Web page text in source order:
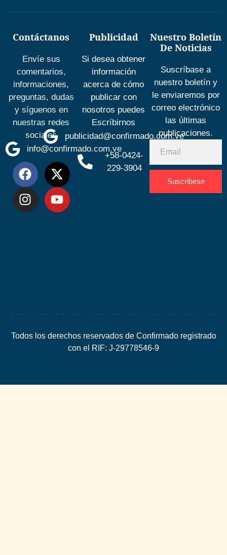
Contáctanos
Envíe sus
comentarios,
informaciones,
preguntas, dudas
y síguenos en
nuestras redes
sociales
info@confirmado.com.ve
Publicidad
Si desea obtener
información
acerca de cómo
publicar con
nosotros puedes
Escríbirnos
publicidad@confirmado.com.ve
+58-0424-
229-3904
Nuestro Boletín
De Noticias
Suscríbase a
nuestro boletín y
le enviaremos por
correo electrónico
las últimas
publicaciones.
Suscribirse
Todos los derechos reservados de Confirmado registrado
con el RIF: J-29778546-9